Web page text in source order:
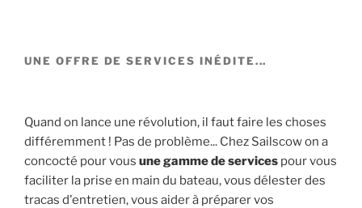
UNE OFFRE DE SERVICES INÉDITE...
Quand on lance une révolution, il faut faire les choses
différemment ! Pas de problème... Chez Sailscow on a
concocté pour vous une gamme de services pour vous
faciliter la prise en main du bateau, vous délester des
tracas d'entretien, vous aider à préparer vos